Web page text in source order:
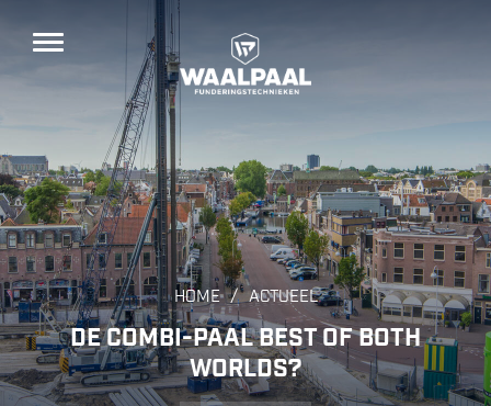
HOME / ACTUEEL
DE COMBI-PAAL BEST OF BOTH
WORLDS?